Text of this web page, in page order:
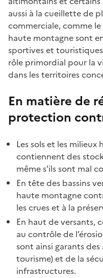
aussi à la cueillette de
commerciale, comme
haute montagne sont
sportives et
rôle primordial pour la
dans les territoires
En matière de
protection
Les sols et les
contiennent des
même s'ils sont mal
En tête des bassins
haute montagne
les crues et à la
En haut de versants,
au contrôle de
sont ainsi garants
tourisme) et de la
infrastructures.